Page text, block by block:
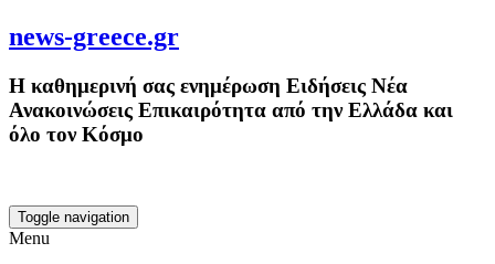
news-greece.gr
Η καθημερινή σας ενημέρωση Ειδήσεις Νέα
Ανακοινώσεις Επικαιρότητα από την Ελλάδα και
όλο τον Κόσμο
Toggle navigation
Menu